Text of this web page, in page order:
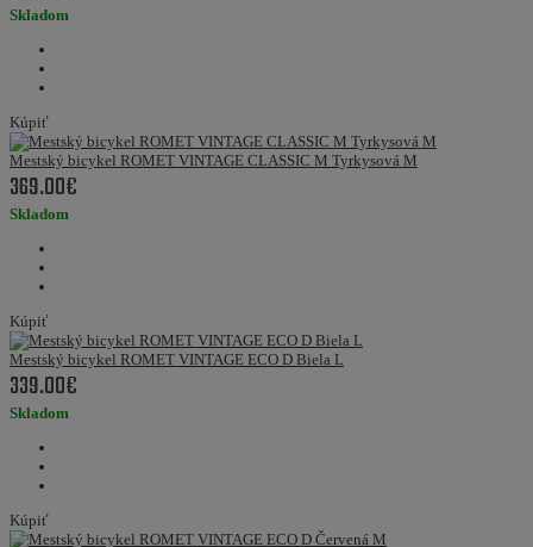
Skladom
Kúpiť
Mestský bicykel ROMET VINTAGE CLASSIC M Tyrkysová M
369.00€
Skladom
Kúpiť
Mestský bicykel ROMET VINTAGE ECO D Biela L
339.00€
Skladom
Kúpiť